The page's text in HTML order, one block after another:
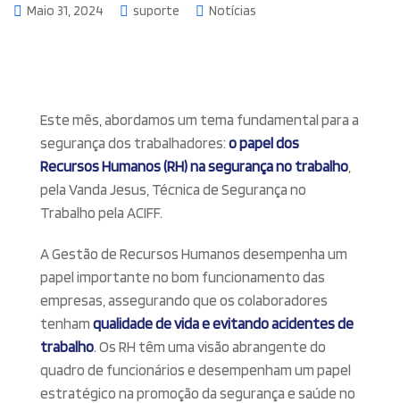
Maio 31, 2024 suporte Notícias
Este mês, abordamos um tema fundamental para a
segurança dos trabalhadores: o papel dos
Recursos Humanos (RH) na segurança no trabalho,
pela Vanda Jesus, Técnica de Segurança no
Trabalho pela ACIFF.
A Gestão de Recursos Humanos desempenha um
papel importante no bom funcionamento das
empresas, assegurando que os colaboradores
tenham qualidade de vida e evitando acidentes de
trabalho. Os RH têm uma visão abrangente do
quadro de funcionários e desempenham um papel
estratégico na promoção da segurança e saúde no